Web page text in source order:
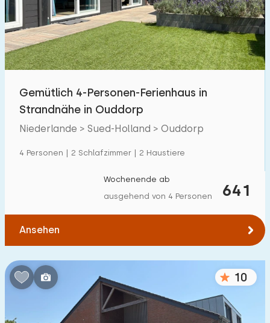
Schwimmbad 19
Eingezäunter Garten 6
Haustierfrei 10
Ladestation Auto
€ 0 — € 1000+
Schlafzimmern:
4 5
Gemütlich 4-Personen-Ferienhaus in
Strandnähe in Ouddorp
Niederlande > Sued-Holland > Ouddorp
4 Personen | 2 Schlafzimmer | 2 Haustiere
641
Wochenende ab
ausgehend von 4 Personen
Ansehen
10